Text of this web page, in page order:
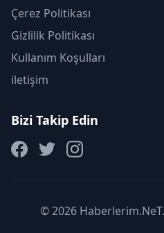
Çerez Politikası
Gizlilik Politikası
Kullanım Koşulları
iletişim
Bizi Takip Edin
© 2026 Haberlerim.NeT.